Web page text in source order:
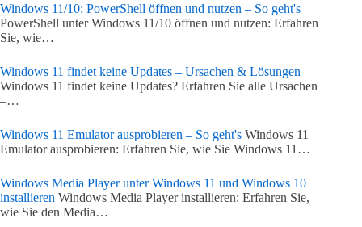
Windows 11/10: PowerShell öffnen und nutzen – So geht's
PowerShell unter Windows 11/10 öffnen und nutzen: Erfahren
Sie, wie…
Windows 11 findet keine Updates – Ursachen & Lösungen
Windows 11 findet keine Updates? Erfahren Sie alle Ursachen
–…
Windows 11 Emulator ausprobieren – So geht's Windows 11
Emulator ausprobieren: Erfahren Sie, wie Sie Windows 11…
Windows Media Player unter Windows 11 und Windows 10
installieren Windows Media Player installieren: Erfahren Sie,
wie Sie den Media…